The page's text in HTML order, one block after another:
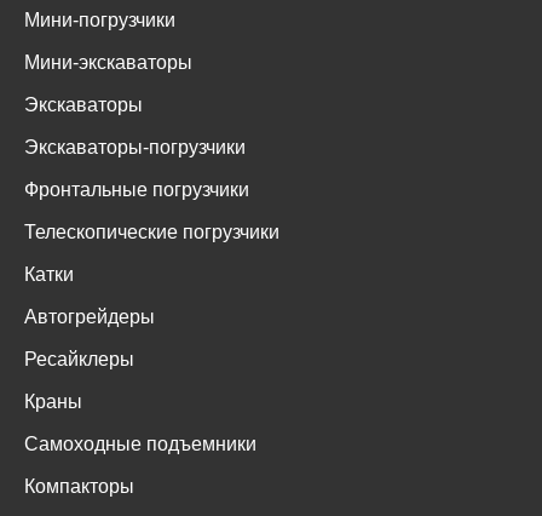
Мини-погрузчики
Мини-экскаваторы
Экскаваторы
Экскаваторы-погрузчики
Фронтальные погрузчики
Телескопические погрузчики
Катки
Автогрейдеры
Ресайклеры
Краны
Самоходные подъемники
Компакторы